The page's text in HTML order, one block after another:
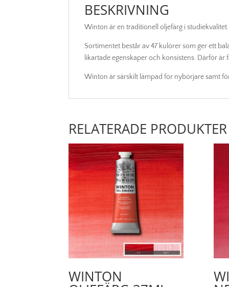
BESKRIVNING
Winton är en traditionell oljefärg i studiekvalitet.
Sortimentet består av 47 kulörer som ger ett
likartade egenskaper och konsistens. Därför
Winton är särskilt lämpad för nybörjare samt
RELATERADE PRODUKTER
WINTON